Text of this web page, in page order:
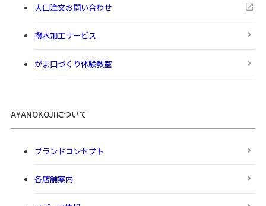
大口注文お問い合わせ
撥水加工サービス
がま口づくり体験教室
AYANOKOJIについて
ブランドコンセプト
各店舗案内